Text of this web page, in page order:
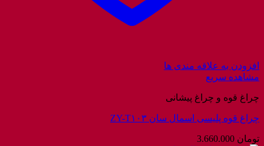
افزودن به علاقه مندی ها
مشاهده سریع
چراغ قوه و چراغ پیشانی
چراغ قوه پلیسی اسمال سان ZY-T۱۰۳
تومان